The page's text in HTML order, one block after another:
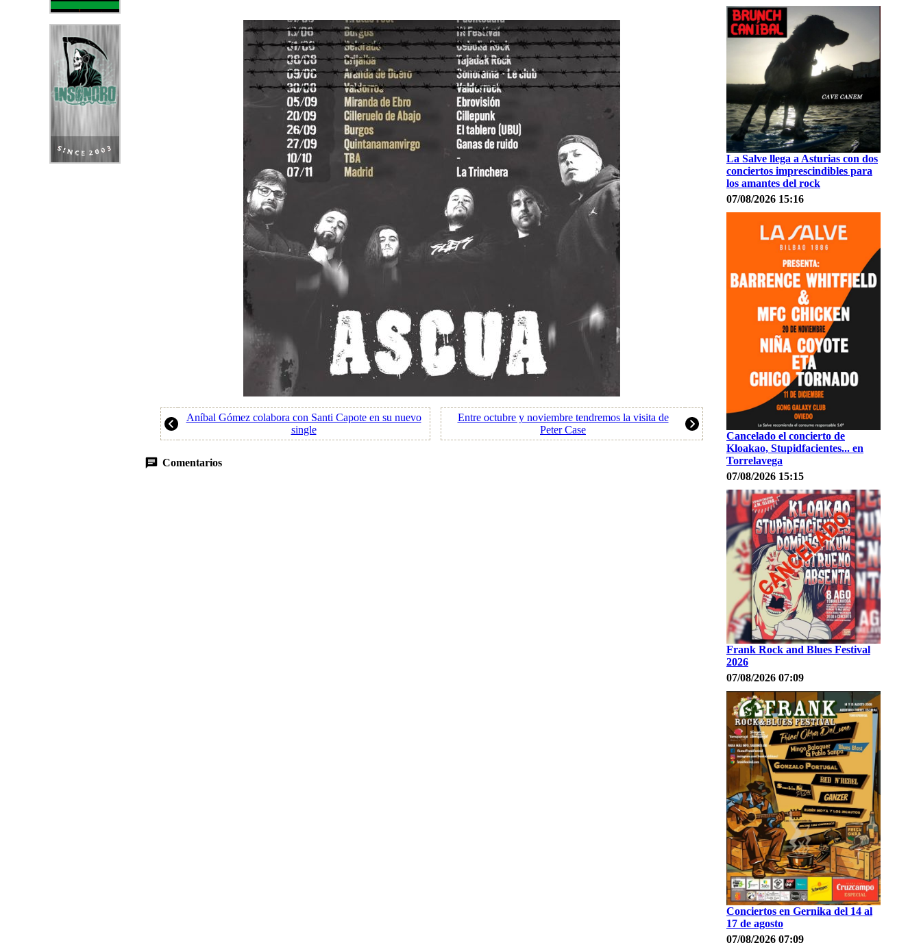
Aníbal Gómez colabora con Santi Capote en su nuevo
single
Entre octubre y noviembre tendremos la visita de
Peter Case
Comentarios
La Salve llega a Asturias con dos
conciertos imprescindibles para
los amantes del rock
07/08/2026 15:16
Cancelado el concierto de
Kloakao, Stupidfacientes... en
Torrelavega
07/08/2026 15:15
Frank Rock and Blues Festival
2026
07/08/2026 07:09
Conciertos en Gernika del 14 al
17 de agosto
07/08/2026 07:09